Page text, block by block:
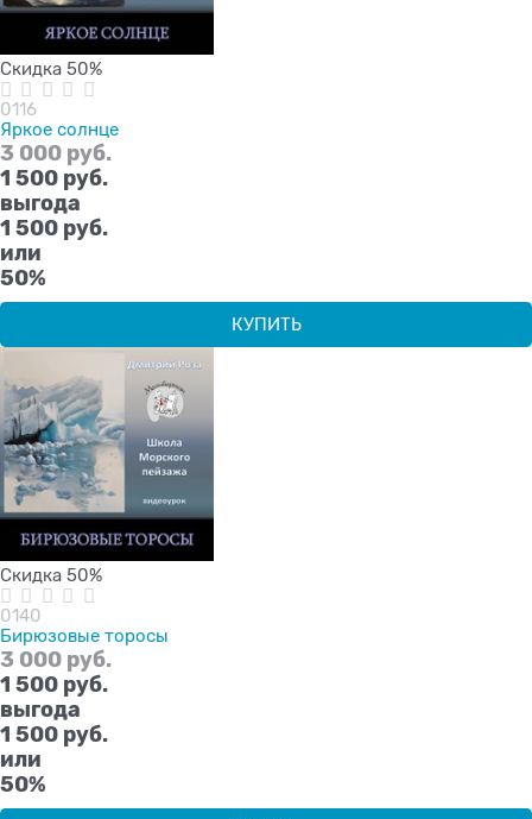
Скидка 50%
0116
Яркое солнце
3 000 руб.
1 500 руб.
выгода
1 500 руб.
или
50%
КУПИТЬ
Скидка 50%
0140
Бирюзовые торосы
3 000 руб.
1 500 руб.
выгода
1 500 руб.
или
50%